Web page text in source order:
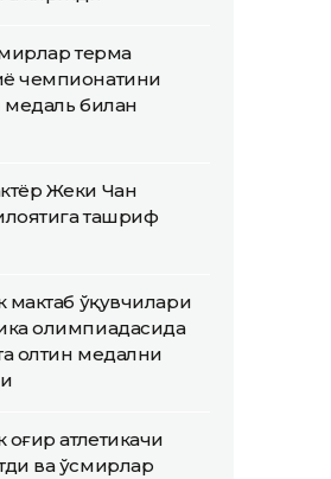
терма
чемпионатини
медаль билан
Жеки Чан
ташриф
мактаб ўқувчилари
олимпиадасида
олтин медални
оғир атлетикачи
ва ўсмирлар